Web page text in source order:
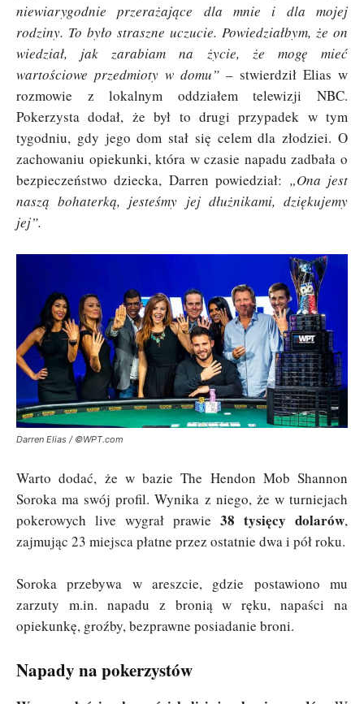
niewiarygodnie przerażające dla mnie i dla mojej
rodziny. To było straszne uczucie. Powiedziałbym, że on
wiedział, jak zarabiam na życie, że mogę mieć
wartościowe przedmioty w domu” – stwierdził Elias w
rozmowie z lokalnym oddziałem telewizji NBC.
Pokerzysta dodał, że był to drugi przypadek w tym
tygodniu, gdy jego dom stał się celem dla złodziei. O
zachowaniu opiekunki, która w czasie napadu zadbała o
bezpieczeństwo dziecka, Darren powiedział: „Ona jest
naszą bohaterką, jesteśmy jej dłużnikami, dziękujemy
jej”.
Darren Elias / ©WPT.com
Warto dodać, że w bazie The Hendon Mob Shannon
Soroka ma swój profil. Wynika z niego, że w turniejach
pokerowych live wygrał prawie 38 tysięcy dolarów,
zajmując 23 miejsca płatne przez ostatnie dwa i pół roku.
Soroka przebywa w areszcie, gdzie postawiono mu
zarzuty m.in. napadu z bronią w ręku, napaści na
opiekunkę, groźby, bezprawne posiadanie broni.
Napady na pokerzystów